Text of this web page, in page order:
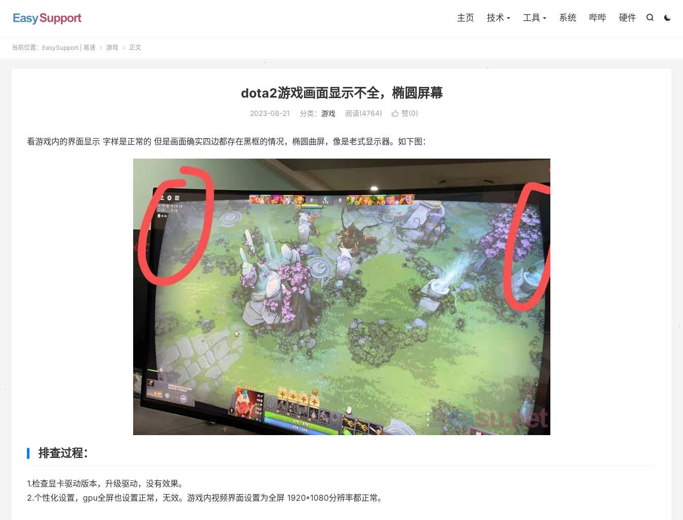


主页 技术 工具 系统 哔哔 硬件
当前位置： EasySupport | 易速  游戏  正文
dota2游戏画面显示不全，椭圆屏幕
2023-08-21 分类： 游戏 阅读(4764)  赞(0)
看游戏内的界面显示 字样是正常的 但是画面确实四边都存在黑框的情况，椭圆曲屏，像是老式显示器。如下图：
排查过程：
1.检查显卡驱动版本，升级驱动，没有效果。
2.个性化设置，gpu全屏也设置正常，无效。游戏内视频界面设置为全屏 1920*1080分辨率都正常。